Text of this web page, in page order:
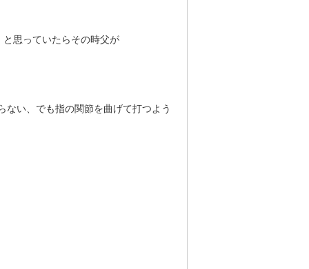
思っていたらその時父が
ない、でも指の関節を曲げて打つよう